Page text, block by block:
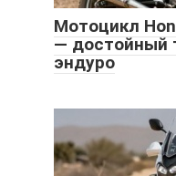
Мотоцикл
— достойный
эндуро